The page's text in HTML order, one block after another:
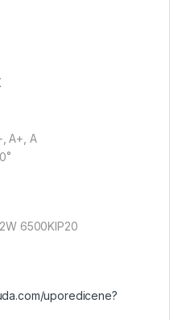
A+, A
6500KIP20
uporedicene?